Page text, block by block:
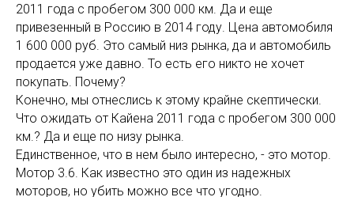
2011 года с пробегом 300 000 км. Да и еще
привезенный в Россию в 2014 году. Цена автомобиля
1 600 000 руб. Это самый низ рынка, да и автомобиль
продается уже давно. То есть его никто не хочет
покупать. Почему?
Конечно, мы отнеслись к этому крайне скептически.
Что ожидать от Кайена 2011 года с пробегом 300 000
км.? Да и еще по низу рынка.
Единственное, что в нем было интересно, - это мотор.
Мотор 3.6. Как известно это один из надежных
моторов, но убить можно все что угодно.